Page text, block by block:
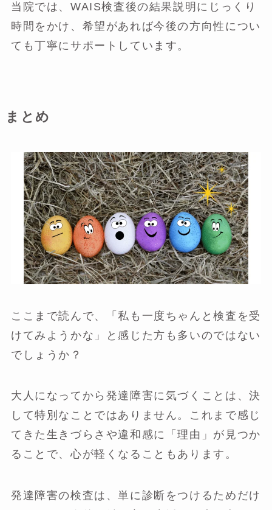
当院では、WAIS検査後の結果説明にじっくり
時間をかけ、希望があれば今後の方向性につい
ても丁寧にサポートしています。
まとめ
ここまで読んで、「私も一度ちゃんと検査を受
けてみようかな」と感じた方も多いのではない
でしょうか？
大人になってから発達障害に気づくことは、決
して特別なことではありません。これまで感じ
てきた生きづらさや違和感に「理由」が見つか
ることで、心が軽くなることもあります。
発達障害の検査は、単に診断をつけるためだけ